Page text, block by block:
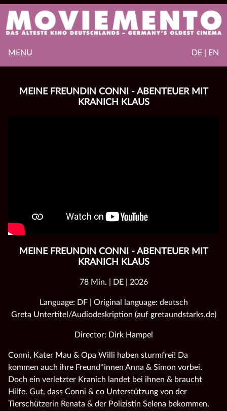
DE | EN
MENU
MEINE FREUNDIN CONNI - ABENTEUER MIT
KRANICH KLAUS
MEINE FREUNDIN CONNI - ABENTEUER MIT
KRANICH KLAUS
78 Min. | DE | 2026
Language: DF | Original language: deutsch
Greta Untertitel/Audiodeskription (auf gretaundstarks.de)
Director: Dirk Hampel
Conni, Kater Mau & Opa Willi haben sturmfrei! Da
kommen auch ihre Freund*innen Anna & Simon vorbei.
Doch ein verletzter Kranich landet bei ihnen & braucht
Hilfe. Gut, dass Conni & co Unterstützung von der
Tierschützerin Renata & der Polizistin Selena bekommen.